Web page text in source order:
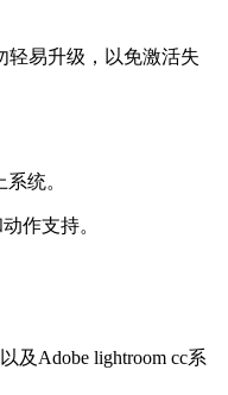
轻易升级，以免激活失
统。
作支持。
及Adobe lightroom cc系